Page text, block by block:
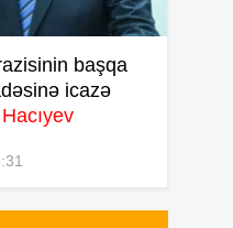
başqa
icazə